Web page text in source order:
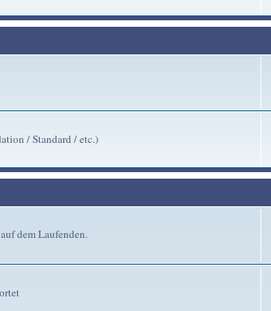
/ Standard / etc.)
dem Laufenden.